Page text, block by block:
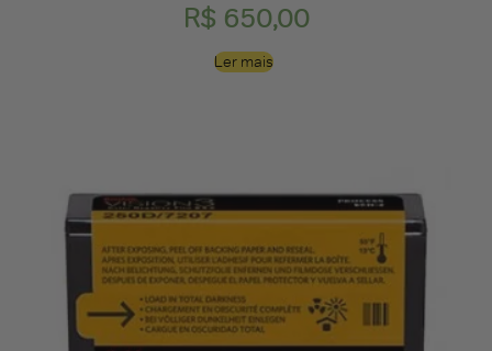
R$ 650,00
Ler mais